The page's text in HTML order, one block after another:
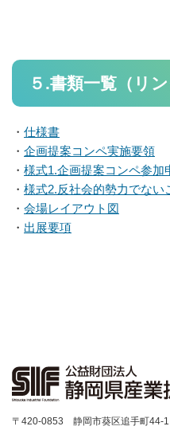
個人情報保護方針
お問い合せ
お問い合せ
電子相談室
創業スキルアップサロン
５.書類一覧（リン
・ 仕様書
・ 企画提案コンペ実施要領
・ 様式1.企画提案コンペ参加
・ 様式2.反社会的勢力でな
・ 会場レイアウト図
・ 出展要項
〒420-0853 静岡市葵区追手町44-